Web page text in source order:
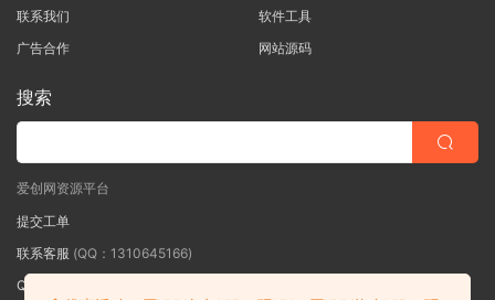
联系我们
广告合作
软件工具
网站源码
搜索
爱创网资源平台
提交工单
联系客服 (QQ：1310645166)
QQ群